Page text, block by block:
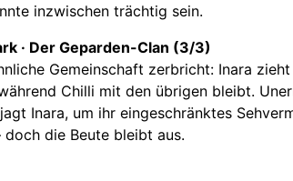
inzwischen trächtig sein.
· Der Geparden-Clan (3/3)
Gemeinschaft zerbricht: Inara
Chilli mit den übrigen bleibt.
Inara, um ihr eingeschränktes
doch die Beute bleibt aus.